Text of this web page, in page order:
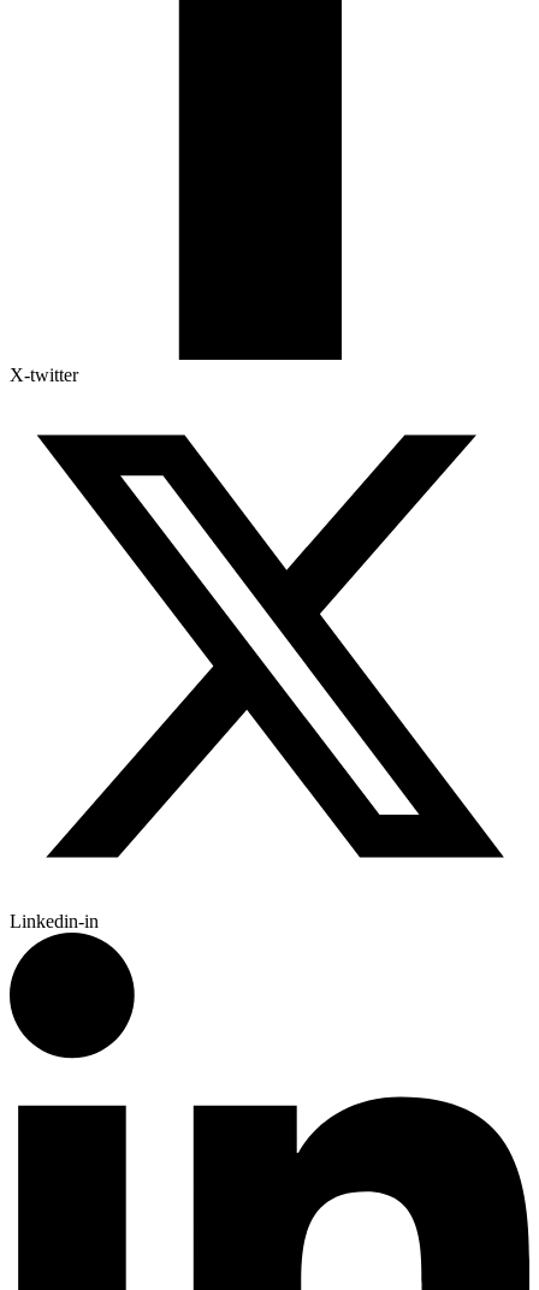
X-twitter
Linkedin-in